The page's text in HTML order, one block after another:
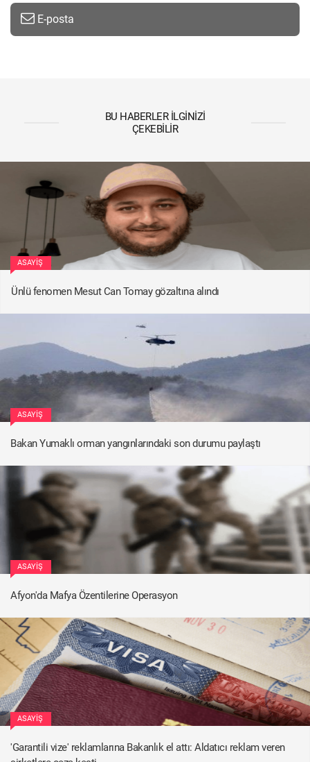
E-posta
BU HABERLER İLGINIZI
ÇEKEBILIR
ASAYIŞ
Ünlü fenomen Mesut Can Tomay gözaltına alındı
ASAYIŞ
Bakan Yumaklı orman yangınlarındaki son durumu paylaştı
ASAYIŞ
Afyon'da Mafya Özentilerine Operasyon
ASAYIŞ
'Garantili vize' reklamlarına Bakanlık el attı: Aldatıcı reklam veren